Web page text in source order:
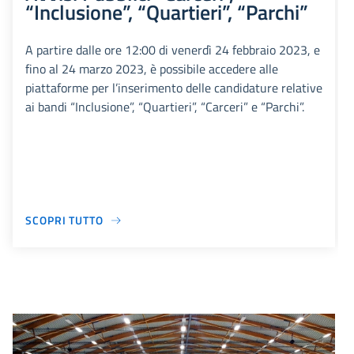
“Inclusione”, “Quartieri”, “Parchi”
A partire dalle ore 12:00 di venerdì 24 febbraio 2023, e
fino al 24 marzo 2023, è possibile accedere alle
piattaforme per l’inserimento delle candidature relative
ai bandi “Inclusione”, “Quartieri”, “Carceri” e “Parchi”.
SCOPRI TUTTO